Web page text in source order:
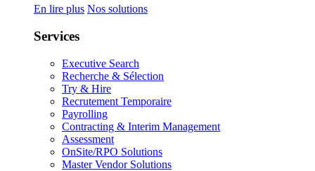
En lire plus Nos solutions
Services
Executive Search
Recherche & Sélection
Try & Hire
Recrutement Temporaire
Payrolling
Contracting & Interim Management
Assessment
OnSite/RPO Solutions
Master Vendor Solutions